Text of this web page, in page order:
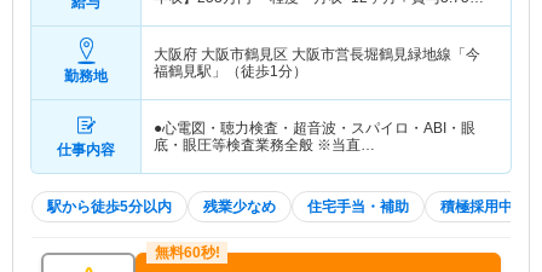
勤務地
大阪府 大阪市鶴見区 大阪市営長堀鶴見緑地線「今
福鶴見駅」（徒歩1分）
仕事内容
●心電図・聴力検査・超音波・スパイロ・ABI・眼
底・眼圧等検査業務全般 ※当直…
駅から徒歩5分以内 残業少なめ 住宅手当・補助 積極採用中